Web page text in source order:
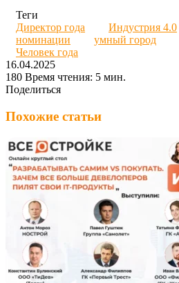
Теги
Директор года
Индустрия 4.0
номинации
умный город
Человек года
16.04.2025
180 Время чтения: 5 мин.
Поделиться
через
Похожие статьи